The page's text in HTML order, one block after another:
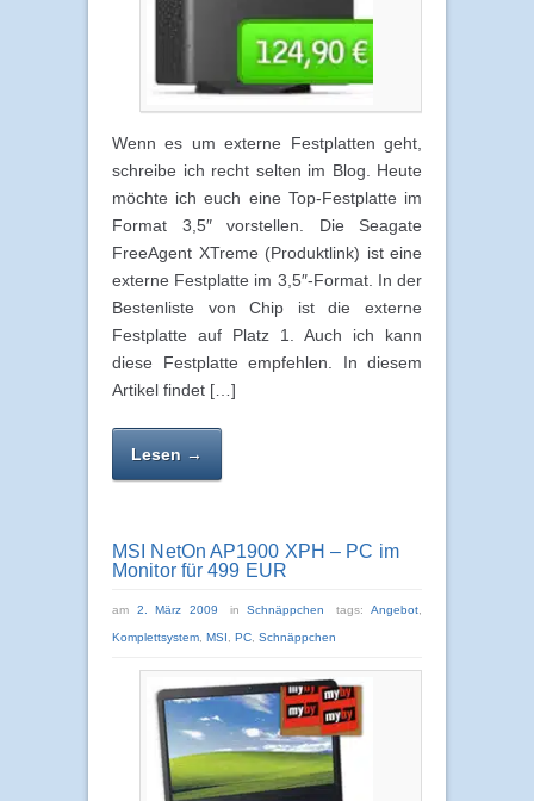
Wenn es um externe Festplatten geht,
schreibe ich recht selten im Blog. Heute
möchte ich euch eine Top-Festplatte im
Format 3,5″ vorstellen. Die Seagate
FreeAgent XTreme (Produktlink) ist eine
externe Festplatte im 3,5″-Format. In der
Bestenliste von Chip ist die externe
Festplatte auf Platz 1. Auch ich kann
diese Festplatte empfehlen. In diesem
Artikel findet […]
Lesen →
MSI NetOn AP1900 XPH – PC im
Monitor für 499 EUR
am 2. März 2009 inSchnäppchen tags:Angebot
Komplettsystem MSI PC Schnäppchen